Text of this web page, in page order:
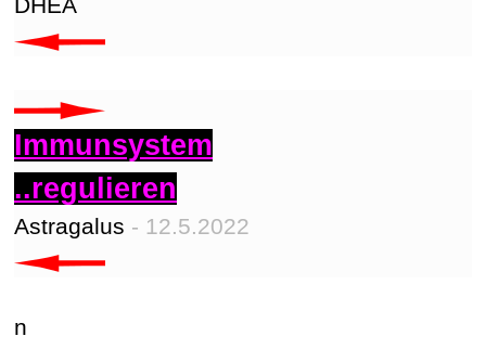
DHEA
Immunsystem
..regulieren
Astragalus - 12.5.2022
n